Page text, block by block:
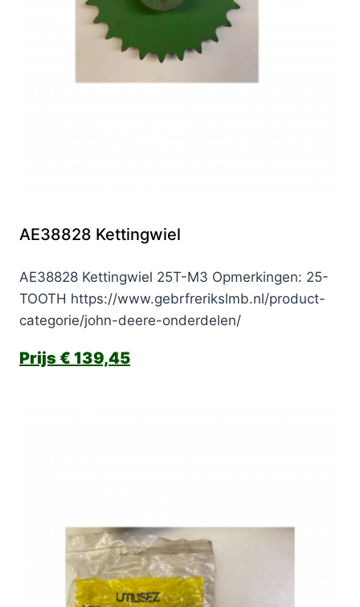
AE38828 Kettingwiel
AE38828 Kettingwiel 25T-M3 Opmerkingen: 25-
TOOTH https://www.gebrfrerikslmb.nl/product-
categorie/john-deere-onderdelen/
€ 139,45